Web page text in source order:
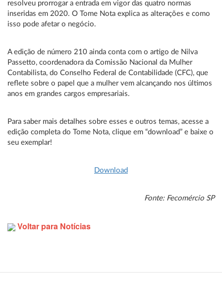
resolveu prorrogar a entrada em vigor das quatro normas
inseridas em 2020. O Tome Nota explica as alterações e como
isso pode afetar o negócio.
A edição de número 210 ainda conta com o artigo de Nilva
Passetto, coordenadora da Comissão Nacional da Mulher
Contabilista, do Conselho Federal de Contabilidade (CFC), que
reflete sobre o papel que a mulher vem alcançando nos últimos
anos em grandes cargos empresariais.
Para saber mais detalhes sobre esses e outros temas, acesse a
edição completa do Tome Nota, clique em “download” e baixe o
seu exemplar!
Download
Fonte: Fecomércio SP
Voltar para Notícias